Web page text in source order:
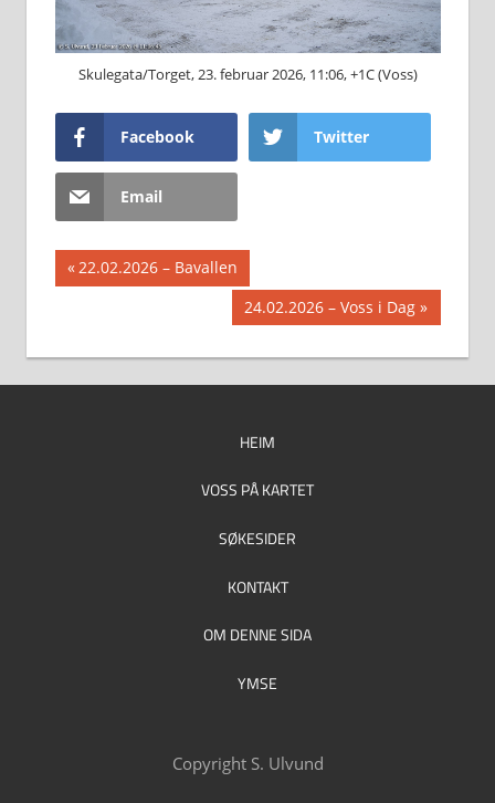
Skulegata/Torget, 23. februar 2026, 11:06, +1C (Voss)
Facebook Twitter
Email
Innleggsnavigasjon
Previous
Post:
22.02.2026 – Bavallen
Next
Post:
24.02.2026 – Voss i Dag
HEIM
VOSS PÅ KARTET
SØKESIDER
KONTAKT
OM DENNE SIDA
YMSE
Copyright S. Ulvund